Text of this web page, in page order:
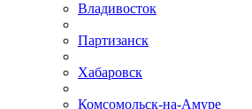
Владивосток
Партизанск
Хабаровск
Комсомольск-на-Амуре